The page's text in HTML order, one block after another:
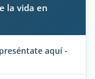
la vida en
aquí -